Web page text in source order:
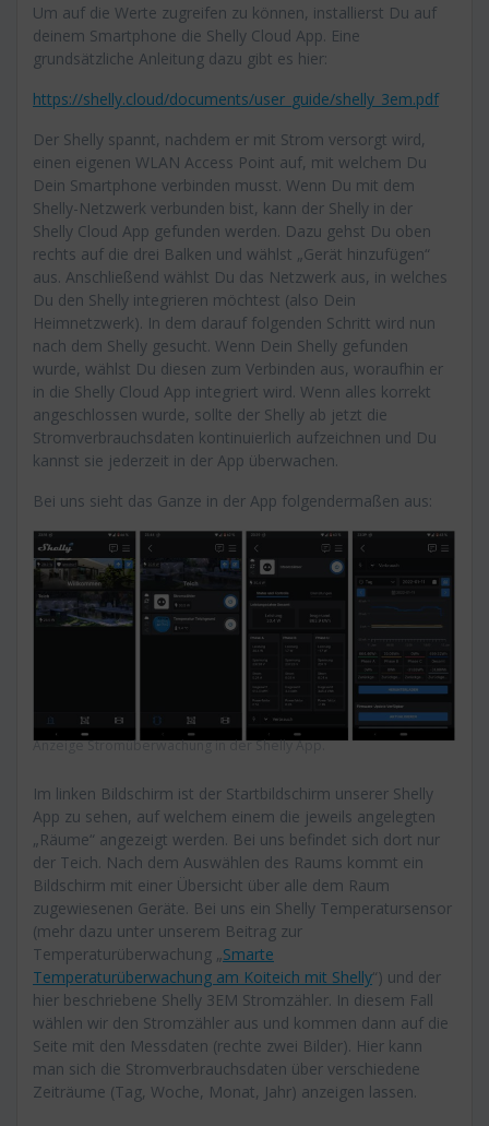
Um auf die Werte zugreifen zu können, installierst Du auf
deinem Smartphone die Shelly Cloud App. Eine
grundsätzliche Anleitung dazu gibt es hier:
https://shelly.cloud/documents/user_guide/shelly_3em.pdf
Der Shelly spannt, nachdem er mit Strom versorgt wird,
einen eigenen WLAN Access Point auf, mit welchem Du
Dein Smartphone verbinden musst. Wenn Du mit dem
Shelly-Netzwerk verbunden bist, kann der Shelly in der
Shelly Cloud App gefunden werden. Dazu gehst Du oben
rechts auf die drei Balken und wählst „Gerät hinzufügen“
aus. Anschließend wählst Du das Netzwerk aus, in welches
Du den Shelly integrieren möchtest (also Dein
Heimnetzwerk). In dem darauf folgenden Schritt wird nun
nach dem Shelly gesucht. Wenn Dein Shelly gefunden
wurde, wählst Du diesen zum Verbinden aus, woraufhin er
in die Shelly Cloud App integriert wird. Wenn alles korrekt
angeschlossen wurde, sollte der Shelly ab jetzt die
Stromverbrauchsdaten kontinuierlich aufzeichnen und Du
kannst sie jederzeit in der App überwachen.
Bei uns sieht das Ganze in der App folgendermaßen aus:
Anzeige Stromüberwachung in der Shelly App.
Im linken Bildschirm ist der Startbildschirm unserer Shelly
App zu sehen, auf welchem einem die jeweils angelegten
„Räume“ angezeigt werden. Bei uns befindet sich dort nur
der Teich. Nach dem Auswählen des Raums kommt ein
Bildschirm mit einer Übersicht über alle dem Raum
zugewiesenen Geräte. Bei uns ein Shelly Temperatursensor
(mehr dazu unter unserem Beitrag zur
Temperaturüberwachung „Smarte
Temperaturüberwachung am Koiteich mit Shelly“) und der
hier beschriebene Shelly 3EM Stromzähler. In diesem Fall
wählen wir den Stromzähler aus und kommen dann auf die
Seite mit den Messdaten (rechte zwei Bilder). Hier kann
man sich die Stromverbrauchsdaten über verschiedene
Zeiträume (Tag, Woche, Monat, Jahr) anzeigen lassen.